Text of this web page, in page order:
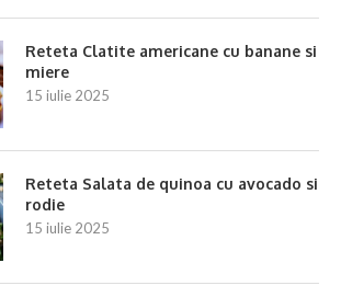
Reteta Clatite americane cu banane si
miere
15 iulie 2025
Reteta Salata de quinoa cu avocado si
rodie
15 iulie 2025